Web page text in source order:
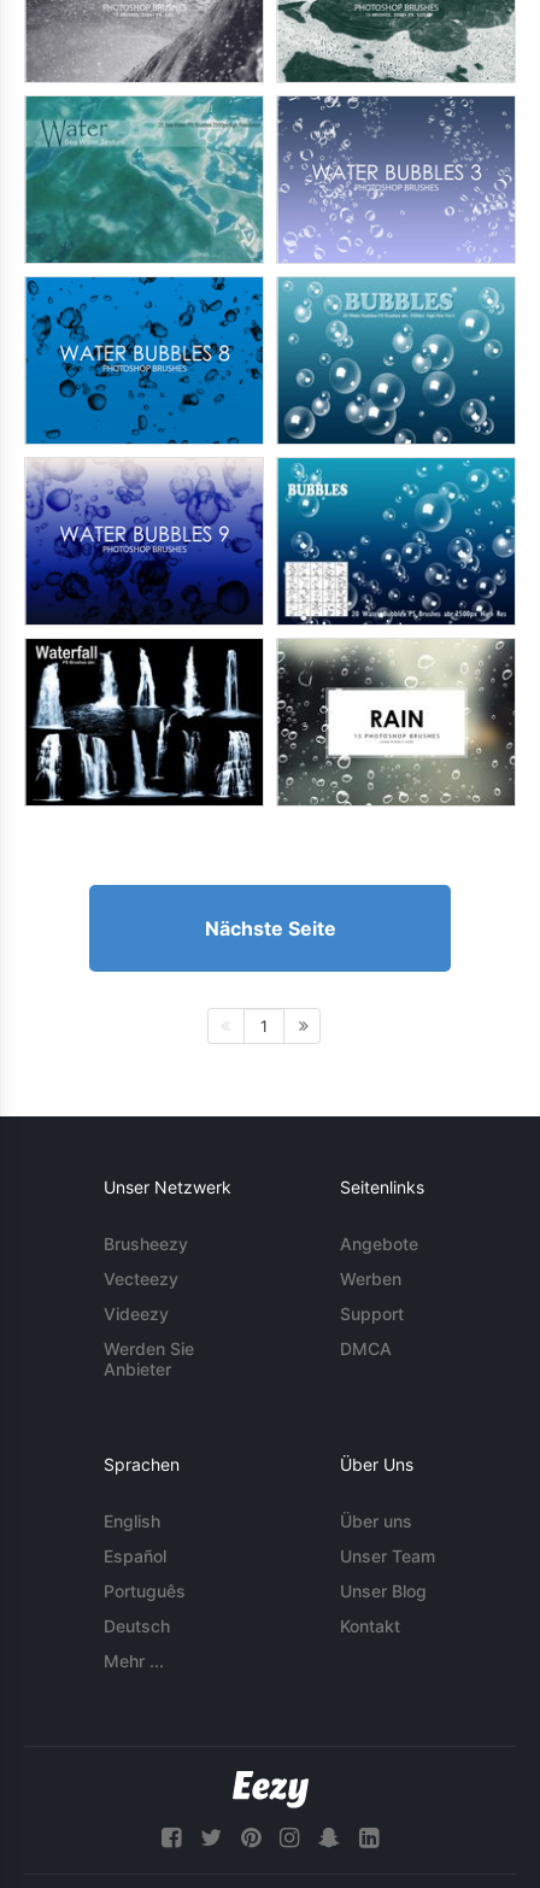
Nächste Seite
1
Unser Netzwerk
Brusheezy
Vecteezy
Videezy
Werden Sie
Anbieter
Seitenlinks
Angebote
Werben
Support
DMCA
Sprachen
English
Español
Português
Deutsch
Mehr ...
Über Uns
Über uns
Unser Team
Unser Blog
Kontakt